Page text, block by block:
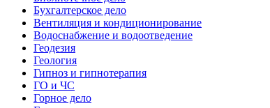
Бухгалтерское дело
Вентиляция и кондиционирование
Водоснабжение и водоотведение
Геодезия
Геология
Гипноз и гипнотерапия
ГО и ЧС
Горное дело